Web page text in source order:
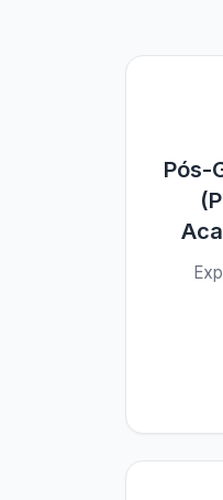
Pós-